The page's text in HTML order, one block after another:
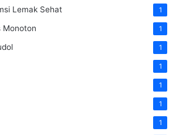
Lemak Sehat 1
Monoton 1
1
1
1
1
1